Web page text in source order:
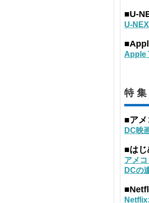
■U-
U-
Apple
特 集
■ア
DC映
■はじ
アメ
DCの
Netflix